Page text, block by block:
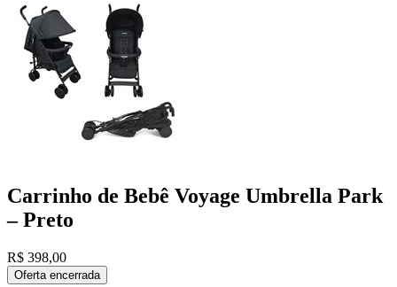
Carrinho de Bebê Voyage Umbrella Park
– Preto
R$ 398,00
Oferta encerrada